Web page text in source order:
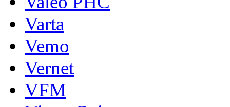
Varta
Vemo
Vernet
VFM